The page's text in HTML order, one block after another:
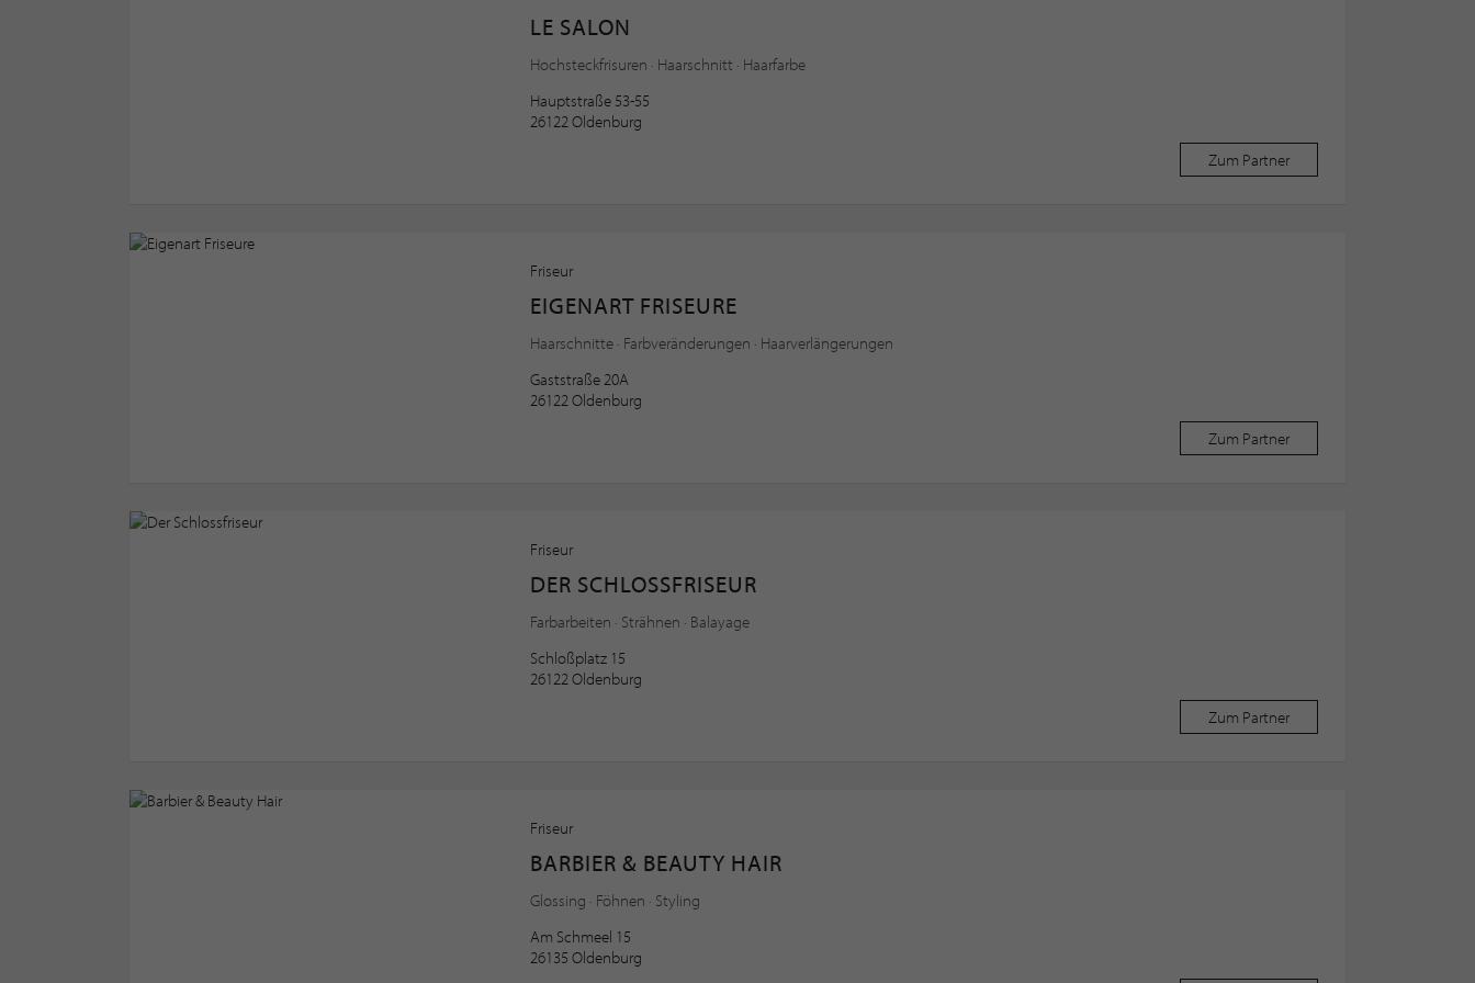
LE SALON
Hochsteckfrisuren · Haarschnitt · Haarfarbe
Hauptstraße 53-55
26122 Oldenburg
Zum Partner
Friseur
EIGENART FRISEURE
Haarschnitte · Farbveränderungen · Haarverlängerungen
Gaststraße 20A
26122 Oldenburg
Zum Partner
Friseur
DER SCHLOSSFRISEUR
Farbarbeiten · Strähnen · Balayage
Schloßplatz 15
26122 Oldenburg
Zum Partner
Friseur
BARBIER & BEAUTY HAIR
Glossing · Föhnen · Styling
Am Schmeel 15
26135 Oldenburg